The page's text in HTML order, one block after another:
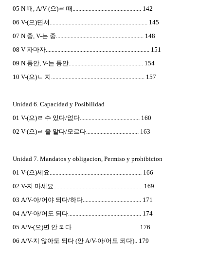
05 N 때, A/V-(으)ㄹ 때............................................... 142
06 V-(으)면서................................................................... 145
07 N 중, V-는 중............................................................ 148
08 V-자마자....................................................................... 151
09 N 동안, V-는 동안................................................... 154
10 V-(으)ㄴ 지................................................................ 157
Unidad 6. Capacidad y Posibilidad
01 V-(으)ㄹ 수 있다/없다......................................... 160
02 V-(으)ㄹ 줄 알다/모르다.................................... 163
Unidad 7. Mandatos y obligacion, Permiso y prohibicion
01 V-(으)세요............................................................... 166
02 V-지 마세요............................................................. 169
03 A/V-아/어야 되다/하다........................................ 171
04 A/V-아/어도 되다.................................................. 174
05 A/V-(으)면 안 되다.............................................. 176
06 A/V-지 않아도 되다 (안 A/V-아/어도 되다).. 179